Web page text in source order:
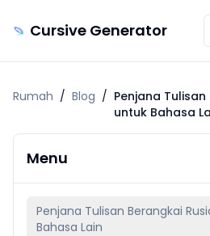
Cursive Generator
Rumah / Blog / Penjana
untuk Bahasa
Menu
Penjana Tulisan Berangkai
Bahasa Lain